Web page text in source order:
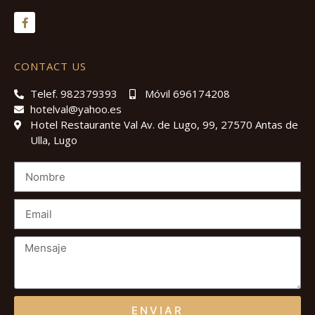
CONTACT US
Telef. 982379393
Móvil 696174208
hotelval@yahoo.es
Hotel Restaurante Val Av. de Lugo, 99, 27570 Antas de
Ulla, Lugo
ENVIAR